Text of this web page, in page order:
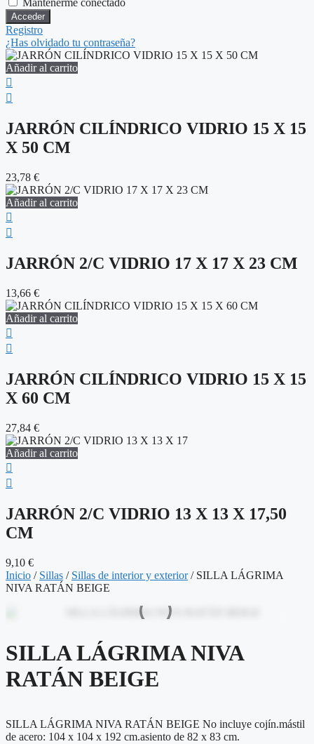
Mantenerme conectado
Registro
¿Has olvidado tu contraseña?
Añadir al carrito
JARRÓN CILÍNDRICO VIDRIO 15 X 15
X 50 CM
23,78 €
Añadir al carrito
JARRÓN 2/C VIDRIO 17 X 17 X 23 CM
13,66 €
Añadir al carrito
JARRÓN CILÍNDRICO VIDRIO 15 X 15
X 60 CM
27,84 €
Añadir al carrito
JARRÓN 2/C VIDRIO 13 X 13 X 17,50
CM
9,10 €
Inicio / Sillas / Sillas de interior y exterior/ SILLA LÁGRIMA
NIVA RATÁN BEIGE
SILLA LÁGRIMA NIVA
RATÁN BEIGE
SILLA LÁGRIMA NIVA RATÁN BEIGE No incluye cojín.mástil
de acero: 104 x 104 x 192 cm.asiento de 82 x 83 cm.